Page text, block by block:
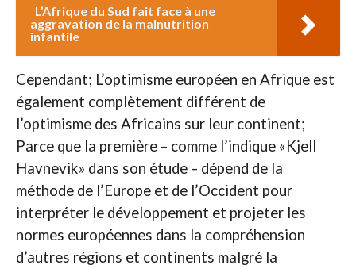
L’Afrique du Sud fait face à une
aggravation de la malnutrition
infantile
Cependant; L’optimisme européen en Afrique est
également complètement différent de
l’optimisme des Africains sur leur continent;
Parce que la première – comme l’indique «Kjell
Havnevik» dans son étude – dépend de la
méthode de l’Europe et de l’Occident pour
interpréter le développement et projeter les
normes européennes dans la compréhension
d’autres régions et continents malgré la